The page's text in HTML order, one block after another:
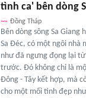
tình ca' bên dòng
Đồng Tháp
Bên dòng sông Sa Giang
Sa Đéc, có một ngôi nhà
như đã ngưng đọng lại
trước. Đó không chỉ là
Đông - Tây kết hợp, mà
cho một mối tình đẹp